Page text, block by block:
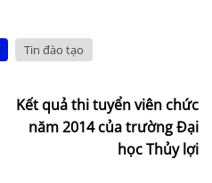
Tin đào tạo
Kết quả thi tuyển viên chức
năm 2014 của trường Đại
học Thủy lợi